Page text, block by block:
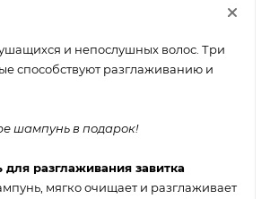
и непослушных волос. Три
способствуют разглаживанию и
шампунь в подарок!
разглаживания завитка
мягко очищает и разглаживает